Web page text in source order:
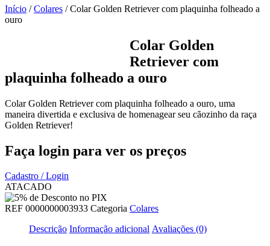
Início /Colares / Colar Golden Retriever com plaquinha folheado a
ouro
Colar Golden
Retriever com
plaquinha folheado a ouro
ColarGolden Retrievercom plaquinha folheado a ouro, uma
maneira divertida e exclusiva de homenagear seu cãozinho da raça
Golden Retriever!
Faça login para ver os preços
Cadastro / Login
ATACADO
REF 0000000003933 Categoria Colares
Descrição Informação adicional Avaliações (0)